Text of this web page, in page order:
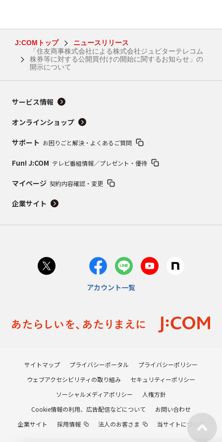
J:COMトップ
ニュースリリース
「住友商事株式会社による株式会社ジュピターテレコム
株券等に対する公開買付けの開始に関するお知らせ」の
開示について
サービス情報
オンラインショップ
サポート お困りごと解決・よくあるご質問
Fun! J:COM テレビ番組情報／プレゼント・優待
マイページ 契約内容確認・変更
企業サイト
アカウント一覧
サイトマップ プライバシーポータル
プライバシーポリシー
ウェブアクセシビリティの取り組み
セキュリティーポリシー
ソーシャルメディアポリシー
人権方針
Cookie情報の利用、広告配信などについて
お問い合わせ
企業サイト
採用情報 法人のお客さま 当サイトについて